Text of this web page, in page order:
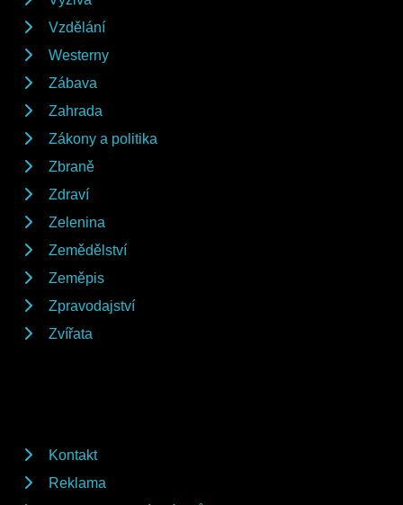
Vzdělání
Westerny
Zábava
Zahrada
Zákony a politika
Zbraně
Zdraví
Zelenina
Zemědělství
Zeměpis
Zpravodajství
Zvířata
Kontakt
Reklama